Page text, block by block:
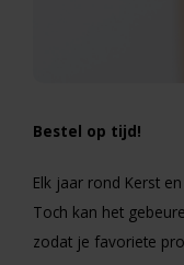
Bestel op tijd!
Elk jaar rond Kerst
Toch kan het
zodat je favoriete